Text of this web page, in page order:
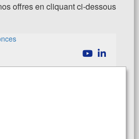
offres en cliquant ci-dessous